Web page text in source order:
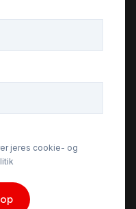
jeres cookie- og